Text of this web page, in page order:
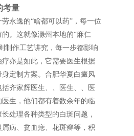
考量
永逸的“啥都可以药”，每一位
。这就像滁州本地的“麻仁
制作工艺讲究，每一步都影响
亦是如此，它需要医生根据
定制方案。合肥华夏白癜风
齐家辉医生、、医生、、医
生，他们都有着数余年的临
处理各种类型的白斑问题，
病、贫血痣、花斑癣等，积